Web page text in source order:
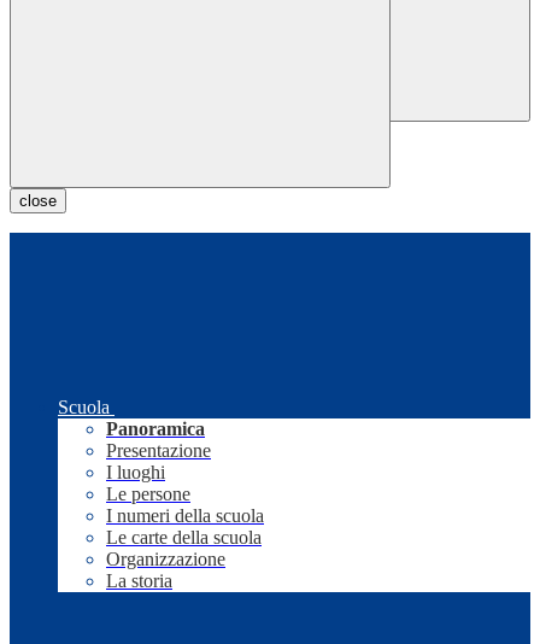
close
Scuola
Panoramica
Presentazione
I luoghi
Le persone
I numeri della scuola
Le carte della scuola
Organizzazione
La storia